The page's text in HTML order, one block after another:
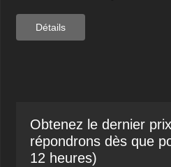
Détails
Obtenez le dernier
répondrons dès que
12 heures)